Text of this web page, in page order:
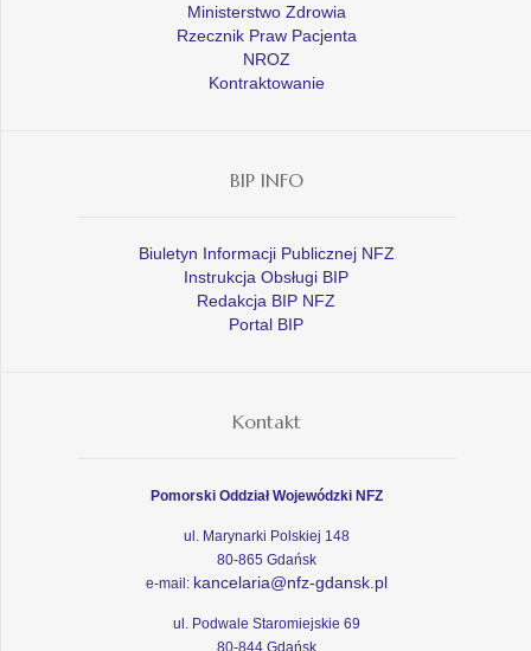
Ministerstwo Zdrowia
Rzecznik Praw Pacjenta
NROZ
Kontraktowanie
BIP INFO
Biuletyn Informacji Publicznej NFZ
Instrukcja Obsługi BIP
Redakcja BIP NFZ
Portal BIP
Kontakt
Pomorski Oddział Wojewódzki NFZ
ul. Marynarki Polskiej 148
80-865 Gdańsk
e-mail: kancelaria@nfz-gdansk.pl
ul. Podwale Staromiejskie 69
80-844 Gdańsk